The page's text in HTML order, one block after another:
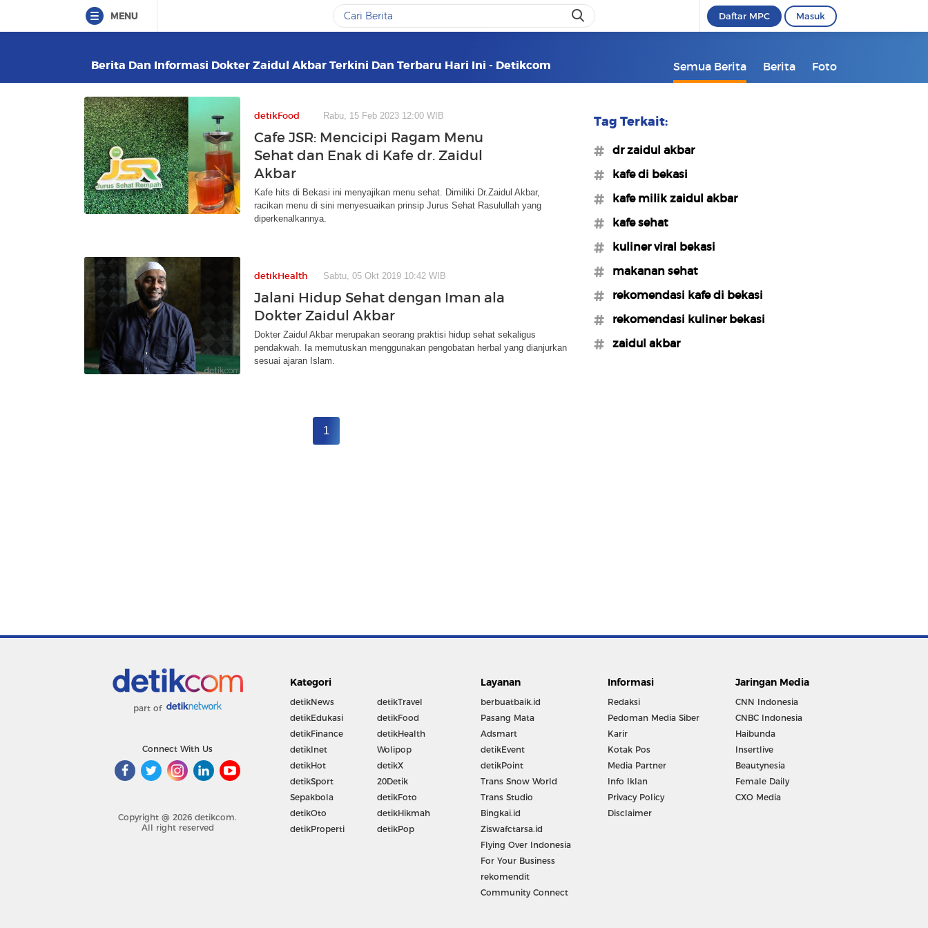
MENU Daftar MPC Masuk
Berita Dan Informasi Dokter Zaidul Akbar Terkini Dan Terbaru Hari Ini - Detikcom Semua Berita Berita Foto
detikFood Rabu, 15 Feb 2023 12:00 WIB
Cafe JSR: Mencicipi Ragam Menu
Sehat dan Enak di Kafe dr. Zaidul
Akbar
Kafe hits di Bekasi ini menyajikan menu sehat. Dimiliki Dr.Zaidul Akbar,
racikan menu di sini menyesuaikan prinsip Jurus Sehat Rasulullah yang
diperkenalkannya.
detikHealth Sabtu, 05 Okt 2019 10:42 WIB
Jalani Hidup Sehat dengan Iman ala
Dokter Zaidul Akbar
Dokter Zaidul Akbar merupakan seorang praktisi hidup sehat sekaligus
pendakwah. Ia memutuskan menggunakan pengobatan herbal yang dianjurkan
sesuai ajaran Islam.
1
Tag Terkait:
#dr zaidul akbar
#kafe di bekasi
#kafe milik zaidul akbar
#kafe sehat
#kuliner viral bekasi
#makanan sehat
#rekomendasi kafe di bekasi
#rekomendasi kuliner bekasi
#zaidul akbar
part of
Connect With Us
Copyright @ 2026 detikcom.
All right reserved
Kategori
detikNews
detikEdukasi
detikFinance
detikInet
detikHot
detikSport
Sepakbola
detikOto
detikProperti
detikTravel
detikFood
detikHealth
Wolipop
detikX
20Detik
detikFoto
detikHikmah
detikPop
Layanan
berbuatbaik.id
Pasang Mata
Adsmart
detikEvent
detikPoint
Trans Snow World
Trans Studio
Bingkai.id
Ziswafctarsa.id
Flying Over Indonesia
For Your Business
rekomendit
Community Connect
Informasi
Redaksi
Pedoman Media Siber
Karir
Kotak Pos
Media Partner
Info Iklan
Privacy Policy
Disclaimer
Jaringan Media
CNN Indonesia
CNBC Indonesia
Haibunda
Insertlive
Beautynesia
Female Daily
CXO Media